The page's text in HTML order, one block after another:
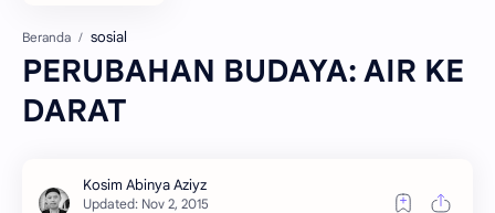
Beranda sosial
PERUBAHAN BUDAYA: AIR KE
DARAT